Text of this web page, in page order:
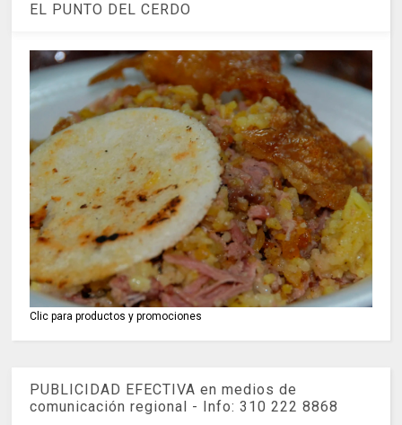
EL PUNTO DEL CERDO
Clic para productos y promociones
PUBLICIDAD EFECTIVA en medios de
comunicación regional - Info: 310 222 8868